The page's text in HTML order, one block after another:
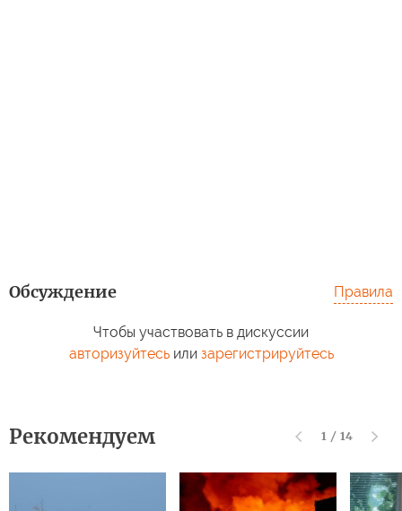
Обсуждение Правила
Чтобы участвовать в дискуссии
авторизуйтесьили зарегистрируйтесь
Рекомендуем 1 / 14